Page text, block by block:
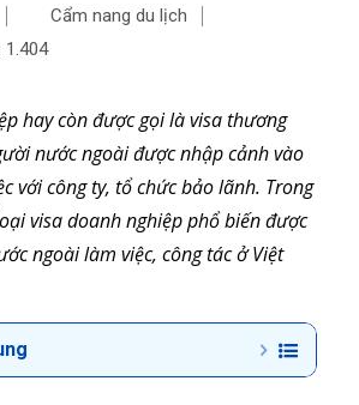
Cẩm nang du lịch
1.404
hay còn được gọi là visa thương
nước ngoài được nhập cảnh vào
với công ty, tổ chức bảo lãnh. Trong
visa doanh nghiệp phổ biến được
ngoài làm việc, công tác ở Việt